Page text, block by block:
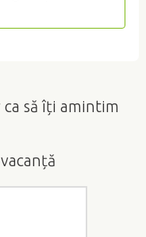
să îți amintim